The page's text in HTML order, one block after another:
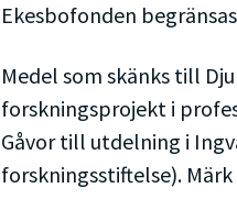
Ekesbofonden
Medel som skänks till
forskningsprojekt i
Gåvor till utdelning i
forskningsstiftelse).